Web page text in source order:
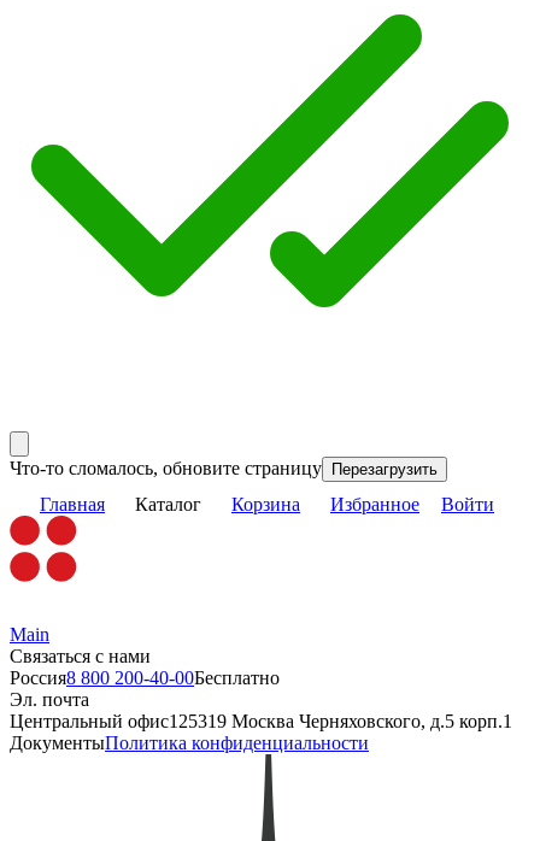
Что-то сломалось, обновите страницу Перезагрузить
Главная Каталог Корзина Избранное Войти
Main
Связаться с нами
Россия8 800 200-40-00Бесплатно
Эл. почта
Центральный офис125319 Москва Черняховского, д.5 корп.1
ДокументыПолитика конфиденциальности